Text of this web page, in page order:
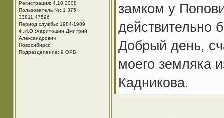
Регистрация: 4.10.2008
Пользователь №: 1 375
33811,47596
Период службы: 1984-1989
Ф.И.О.:Харитошин Дмитрий
Александрович
Новосибирск
Подразделение: 9 ОРБ
замком у
действительно
Добрый день,
моего земляка
Кадникова.